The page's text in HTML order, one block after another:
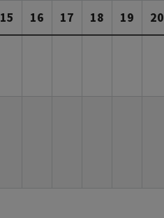
15 16 17 18 19 20